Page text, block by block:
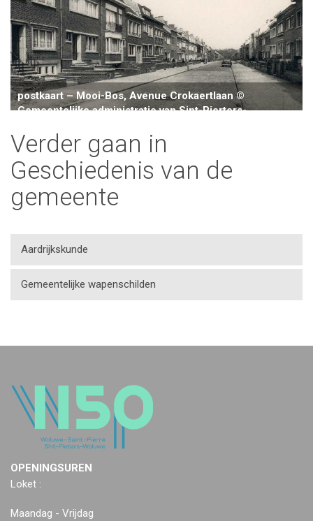
postkaart – Mooi-Bos, Avenue Crokaertlaan ©
Gemeentelijke administratie van Sint-Pierters-
Verder gaan in
Geschiedenis van de
gemeente
Aardrijkskunde
Gemeentelijke wapenschilden
OPENINGSUREN
Loket :
Maandag - Vrijdag